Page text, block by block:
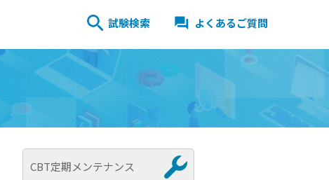
試験検索 よくあるご質問
CBT定期メンテナンス